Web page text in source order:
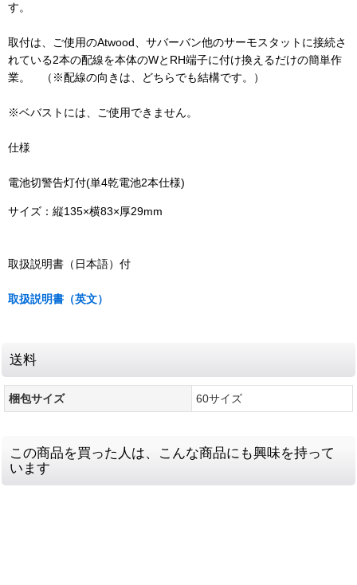
す。
取付は、ご使用のAtwood、サバーバン他のサーモスタットに接続さ
れている2本の配線を本体のWとRH端子に付け換えるだけの簡単作
業。 （※配線の向きは、どちらでも結構です。）
※ベバストには、ご使用できません。
仕様
電池切警告灯付(単4乾電池2本仕様)
サイズ：縦135×横83×厚29mm
取扱説明書（日本語）付
取扱説明書（英文）
送料
梱包サイズ 60サイズ
この商品を買った人は、こんな商品にも興味を持って
います